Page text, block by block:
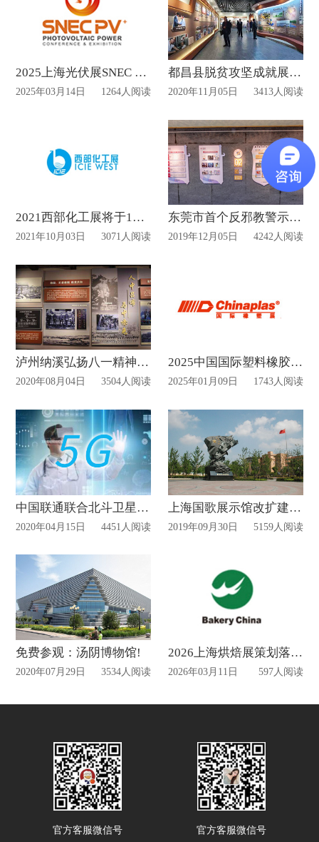
2025上海光伏展SNEC PV+展台设计搭建
2025年03月14日 1264人阅读
都昌县脱贫攻坚成就展馆10月已开馆!
2020年11月05日 3413人阅读
2021西部化工展将于10月中旬在重庆开幕！
2021年10月03日 3071人阅读
东莞市首个反邪教警示教育VR展厅
2019年12月05日 4242人阅读
泸州纳溪弘扬八一精神座谈会在护国战争博物馆举行
2020年08月04日 3504人阅读
2025中国国际塑料橡胶工业展览会布置制作时间
2025年01月09日 1743人阅读
中国联通联合北斗卫星技术将打造5G+MR全息投影展示项目：沉浸式学习北斗导航
2020年04月15日 4451人阅读
上海国歌展示馆改扩建2000㎡ 融入新媒体互动
2019年09月30日 5159人阅读
免费参观：汤阴博物馆!
2020年07月29日 3534人阅读
2026上海烘焙展策划落地方案
2026年03月11日 597人阅读
官方客服微信号 官方客服微信号